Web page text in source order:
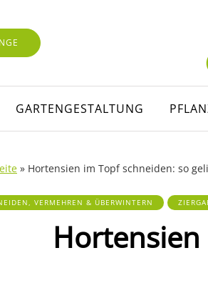
GARTENGESTALTUNG
» Hortensien im Topf schneiden: so
VERMEHREN & ÜBERWINTERN